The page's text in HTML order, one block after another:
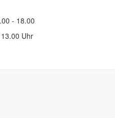
- 18.00
Uhr